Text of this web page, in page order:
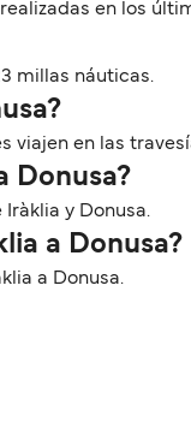
en los
millas náuticas.
en las
Donusa?
y Donusa.
a Donusa?
a Donusa.